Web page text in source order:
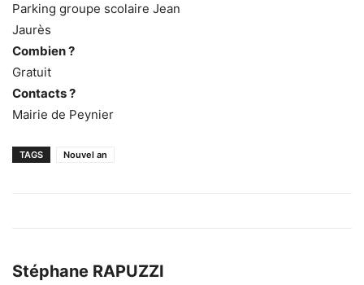
Parking groupe scolaire Jean
Jaurès
Combien ?
Gratuit
Contacts ?
Mairie de Peynier
TAGS Nouvel an
Stéphane RAPUZZI